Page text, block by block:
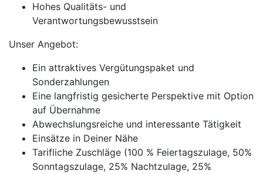
Hohes Qualitäts- und
Verantwortungsbewusstsein
Unser Angebot:
Ein attraktives Vergütungspaket und
Sonderzahlungen
Eine langfristig gesicherte Perspektive mit Option
auf Übernahme
Abwechslungsreiche und interessante Tätigkeit
Einsätze in Deiner Nähe
Tarifliche Zuschläge (100 % Feiertagszulage, 50%
Sonntagszulage, 25% Nachtzulage, 25%